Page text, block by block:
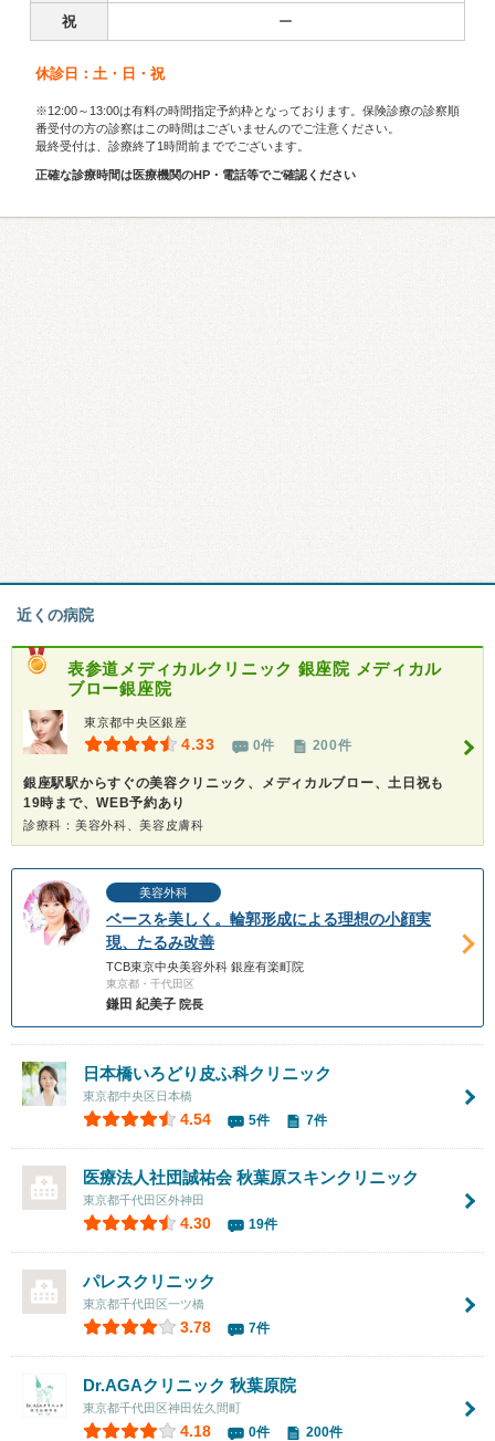
祝 ー
休診日：土・日・祝
※12:00～13:00は有料の時間指定予約枠となっております。保険診療の診察順
番受付の方の診察はこの時間はございませんのでご注意ください。
最終受付は、診療終了1時間前まででございます。
正確な診療時間は医療機関のHP・電話等でご確認ください
近くの病院
表参道メディカルクリニック 銀座院 メディカル
ブロー銀座院
東京都中央区銀座
4.33 0件 200件
銀座駅駅からすぐの美容クリニック、メディカルブロー、土日祝も
19時まで、WEB予約あり
診療科：美容外科、美容皮膚科
美容外科
ベースを美しく。輪郭形成による理想の小顔実
現、たるみ改善
TCB東京中央美容外科 銀座有楽町院
東京都・千代田区
鎌田 紀美子 院長
日本橋いろどり皮ふ科クリニック
東京都中央区日本橋
4.54 5件 7件
医療法人社団誠祐会 秋葉原スキンクリニック
東京都千代田区外神田
4.30 19件
パレスクリニック
東京都千代田区一ツ橋
3.78 7件
Dr.AGAクリニック 秋葉原院
東京都千代田区神田佐久間町
4.18 0件 200件